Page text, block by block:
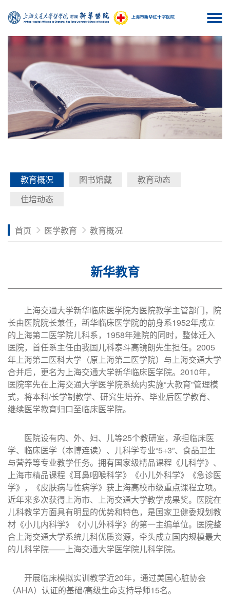
教育概况 图书馆藏
教育动态
住培动态
首页 医学教育 教育概况
新华教育
上海交通大学新华临床医学院为医院教学主管部门，院
长由医院院长兼任，新华临床医学院的前身系1952年成立
的上海第二医学院儿科系，1958年建院的同时，整体迁入
医院，首任系主任由我国儿科泰斗高镜朗先生担任。2005
年上海第二医科大学（原上海第二医学院）与上海交通大学
合并后，更名为上海交通大学新华临床医学院。2010年，
医院率先在上海交通大学医学院系统内实施“大教育”管理模
式，将本科/长学制教学、研究生培养、毕业后医学教育、
继续医学教育归口至临床医学院。
医院设有内、外、妇、儿等25个教研室，承担临床医
学、临床医学（本博连读）、儿科学专业“5+3”、食品卫生
与营养等专业教学任务。拥有国家级精品课程《儿科学》、
上海市精品课程《耳鼻咽喉科学》《小儿外科学》《急诊医
学》，《皮肤病与性病学》获上海高校市级重点课程立项。
近年来多次获得上海市、上海交通大学教学成果奖。医院在
儿科教学方面具有明显的优势和特色，是国家卫健委规划教
材《小儿内科学》《小儿外科学》的第一主编单位。医院整
合上海交通大学系统儿科优质资源，牵头成立国内规模最大
的儿科学院——上海交通大学医学院儿科学院。
开展临床模拟实训教学近20年，通过美国心脏协会
（AHA）认证的基础/高级生命支持导师15名。